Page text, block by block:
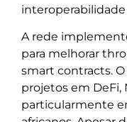
A rede
para melhorar
smart contracts.
projetos em DeFi,
particularmente